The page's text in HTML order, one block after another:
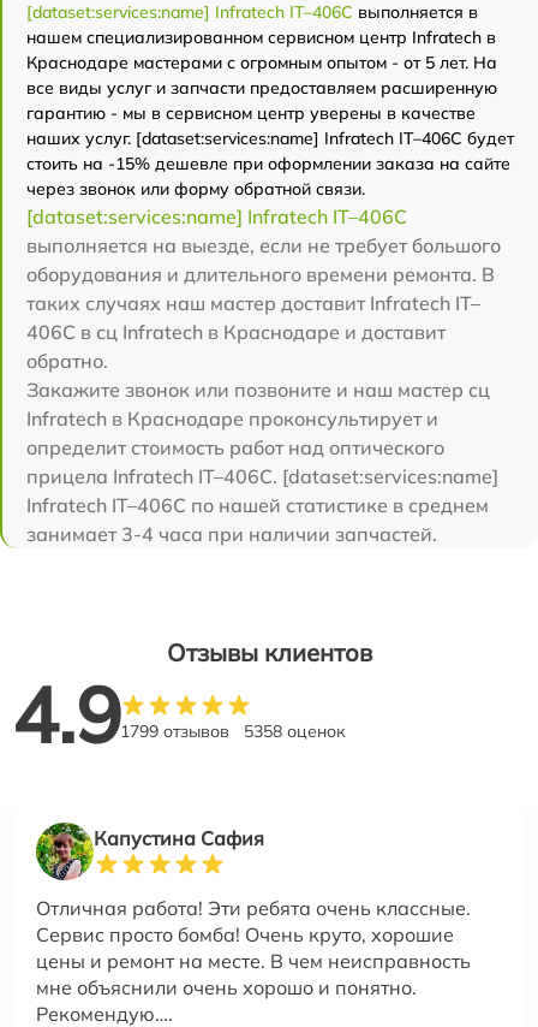
[dataset:services:name] Infratech IT–406С выполняется в
нашем специализированном сервисном центр Infratech в
Краснодаре мастерами с огромным опытом - от 5 лет. На
все виды услуг и запчасти предоставляем расширенную
гарантию - мы в сервисном центр уверены в качестве
наших услуг. [dataset:services:name] Infratech IT–406С будет
стоить на -15% дешевле при оформлении заказа на сайте
через звонок или форму обратной связи.
[dataset:services:name] Infratech IT–406С
выполняется на выезде, если не требует большого
оборудования и длительного времени ремонта. В
таких случаях наш мастер доставит Infratech IT–
406С в сц Infratech в Краснодаре и доставит
обратно.
Закажите звонок или позвоните и наш мастер сц
Infratech в Краснодаре проконсультирует и
определит стоимость работ над оптического
прицела Infratech IT–406С. [dataset:services:name]
Infratech IT–406С по нашей статистике в среднем
занимает 3-4 часа при наличии запчастей.
Отзывы клиентов
4.91799 отзывов 5358 оценок
Капустина Сафия
Отличная работа! Эти ребята очень классные.
Сервис просто бомба! Очень круто, хорошие
цены и ремонт на месте. В чем неисправность
мне объяснили очень хорошо и понятно.
Рекомендую….